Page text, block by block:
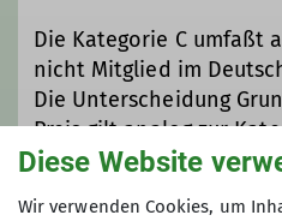
Die Kategorie C umfaßt
nicht Mitglied im
Die Unterscheidung
Preis gilt analog zur
Maximale
Diese Website
Wir verwenden Cookies, um